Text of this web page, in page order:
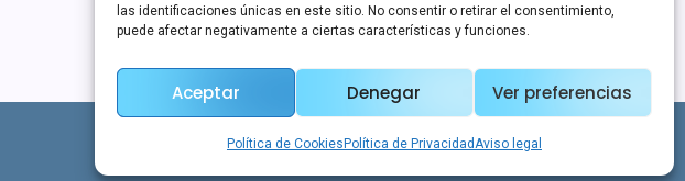
las identificaciones únicas en este sitio. No consentir o retirar el consentimiento,
puede afectar negativamente a ciertas características y funciones.
Aceptar Denegar Ver preferencias
Política de Cookies Política de PrivacidadAviso legal
AI4work es un servicio de Origamisoft, S.L.